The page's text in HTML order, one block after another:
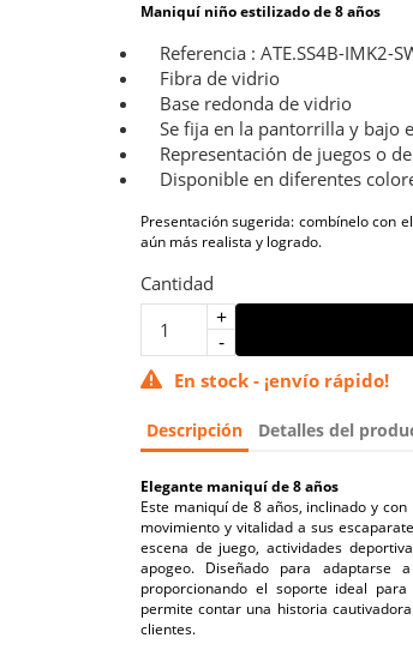
Maniquí niño estilizado de 8 años
Referencia : ATE.SS4B-IMK2-
Fibra de vidrio
Base redonda de vidrio
Se fija en la pantorrilla y bajo
Representación de juegos o
Disponible en diferentes
Presentación sugerida: combínelo con
aún más realista y logrado.
Cantidad
En stock - ¡envío rápido!
Descripción Detalles del
Elegante maniquí de 8 años
Este maniquí de 8 años, inclinado y
movimiento y vitalidad a sus
escena de juego, actividades
apogeo. Diseñado para adaptarse
proporcionando el soporte ideal
permite contar una historia
clientes.